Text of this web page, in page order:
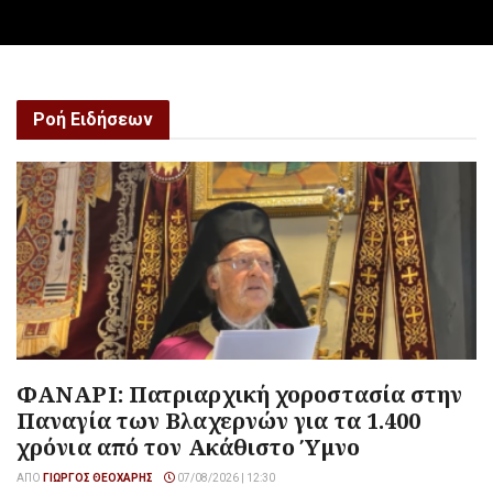
Ροή Ειδήσεων
ΦΑΝΑΡΙ: Πατριαρχική χοροστασία στην
Παναγία των Βλαχερνών για τα 1.400
χρόνια από τον Ακάθιστο Ύμνο
ΑΠΌ ΓΙΏΡΓΟΣ ΘΕΟΧΆΡΗΣ 07/08/2026 | 12:30